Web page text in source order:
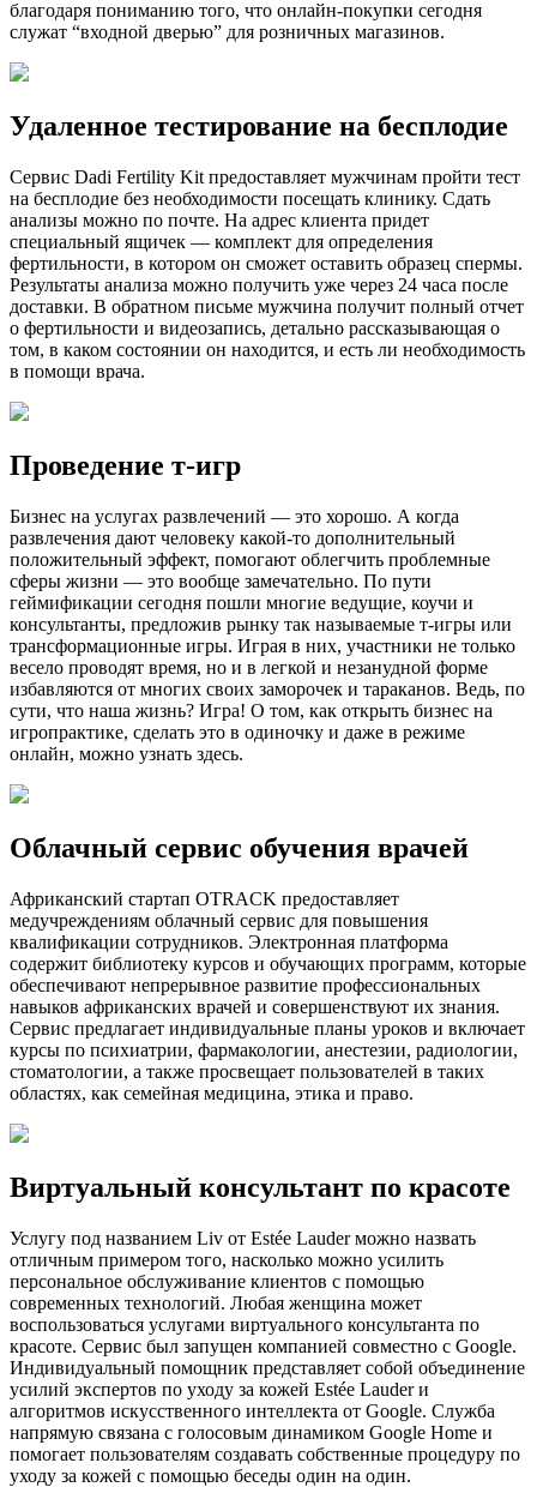
благодаря пониманию того, что онлайн-покупки сегодня
служат “входной дверью” для розничных магазинов.
Удаленное тестирование на бесплодие
Сервис Dadi Fertility Kit предоставляет мужчинам пройти тест
на бесплодие без необходимости посещать клинику. Сдать
анализы можно по почте. На адрес клиента придет
специальный ящичек — комплект для определения
фертильности, в котором он сможет оставить образец спермы.
Результаты анализа можно получить уже через 24 часа после
доставки. В обратном письме мужчина получит полный отчет
о фертильности и видеозапись, детально рассказывающая о
том, в каком состоянии он находится, и есть ли необходимость
в помощи врача.
Проведение т-игр
Бизнес на услугах развлечений — это хорошо. А когда
развлечения дают человеку какой-то дополнительный
положительный эффект, помогают облегчить проблемные
сферы жизни — это вообще замечательно. По пути
геймификации сегодня пошли многие ведущие, коучи и
консультанты, предложив рынку так называемые т-игры или
трансформационные игры. Играя в них, участники не только
весело проводят время, но и в легкой и незанудной форме
избавляются от многих своих заморочек и тараканов. Ведь, по
сути, что наша жизнь? Игра! О том, как открыть бизнес на
игропрактике, сделать это в одиночку и даже в режиме
онлайн, можно узнать здесь.
Облачный сервис обучения врачей
Африканский стартап OTRACK предоставляет
медучреждениям облачный сервис для повышения
квалификации сотрудников. Электронная платформа
содержит библиотеку курсов и обучающих программ, которые
обеспечивают непрерывное развитие профессиональных
навыков африканских врачей и совершенствуют их знания.
Сервис предлагает индивидуальные планы уроков и включает
курсы по психиатрии, фармакологии, анестезии, радиологии,
стоматологии, а также просвещает пользователей в таких
областях, как семейная медицина, этика и право.
Виртуальный консультант по красоте
Услугу под названием Liv от Estée Lauder можно назвать
отличным примером того, насколько можно усилить
персональное обслуживание клиентов с помощью
современных технологий. Любая женщина может
воспользоваться услугами виртуального консультанта по
красоте. Сервис был запущен компанией совместно с Google.
Индивидуальный помощник представляет собой объединение
усилий экспертов по уходу за кожей Estée Lauder и
алгоритмов искусственного интеллекта от Google. Служба
напрямую связана с голосовым динамиком Google Home и
помогает пользователям создавать собственные процедуру по
уходу за кожей с помощью беседы один на один.